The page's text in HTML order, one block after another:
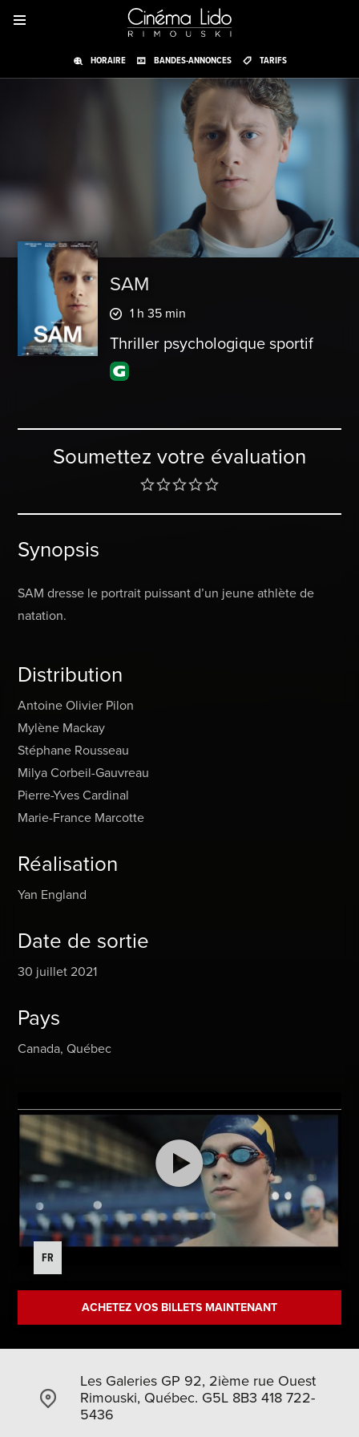
HORAIRE BANDES-ANNONCES TARIFS
SAM
1 h 35 min
Thriller psychologique sportif
Soumettez votre évaluation
Synopsis
SAM dresse le portrait puissant d’un jeune athlète de
natation.
Distribution
Antoine Olivier Pilon
Mylène Mackay
Stéphane Rousseau
Milya Corbeil-Gauvreau
Pierre-Yves Cardinal
Marie-France Marcotte
Réalisation
Yan England
Date de sortie
30 juillet 2021
Pays
Canada, Québec
FR
ACHETEZ VOS BILLETS MAINTENANT
Les Galeries GP 92, 2ième rue Ouest
Rimouski, Québec. G5L 8B3 418 722-
5436